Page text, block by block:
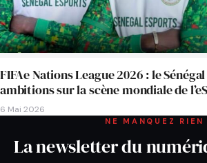
FIFAe Nations League 2026 : le
ambitions sur la scène mondiale de
6 Mai 2026
NE MANQUEZ RIEN
La newsletter du